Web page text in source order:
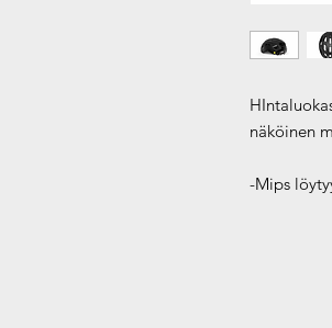
näköinen
-Mips